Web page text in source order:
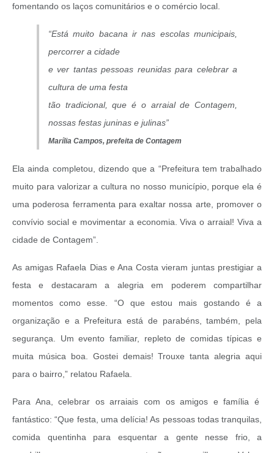
fomentando os laços comunitários e o comércio local.
“Está muito bacana ir nas escolas municipais,
percorrer a cidade
e ver tantas pessoas reunidas para celebrar a
cultura de uma festa
tão tradicional, que é o arraial de Contagem,
nossas festas juninas e julinas”
Marília Campos, prefeita de Contagem
Ela ainda completou, dizendo que a “Prefeitura tem trabalhado
muito para valorizar a cultura no nosso município, porque ela é
uma poderosa ferramenta para exaltar nossa arte, promover o
convívio social e movimentar a economia. Viva o arraial! Viva a
cidade de Contagem”.
As amigas Rafaela Dias e Ana Costa vieram juntas prestigiar a
festa e destacaram a alegria em poderem compartilhar
momentos como esse. “O que estou mais gostando é a
organização e a Prefeitura está de parabéns, também, pela
segurança. Um evento familiar, repleto de comidas típicas e
muita música boa. Gostei demais! Trouxe tanta alegria aqui
para o bairro,” relatou Rafaela.
Para Ana, celebrar os arraiais com os amigos e família é
fantástico: “Que festa, uma delícia! As pessoas todas tranquilas,
comida quentinha para esquentar a gente nesse frio, a